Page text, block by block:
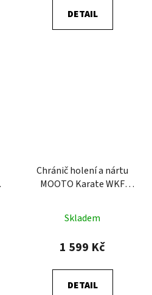
DETAIL
Chránič holení a nártu
MOOTO Karate WKF
Skladem
1 599 Kč
DETAIL